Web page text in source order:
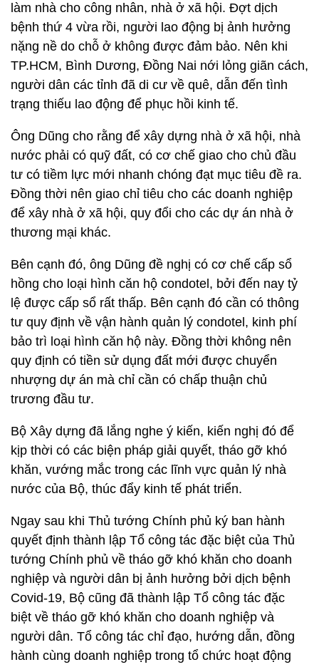
làm nhà cho công nhân, nhà ở xã hội. Đợt dịch
bệnh thứ 4 vừa rồi, người lao động bị ảnh hưởng
nặng nề do chỗ ở không được đảm bảo. Nên khi
TP.HCM, Bình Dương, Đồng Nai nới lỏng giãn cách,
người dân các tỉnh đã di cư về quê, dẫn đến tình
trạng thiếu lao động để phục hồi kinh tế.
Ông Dũng cho rằng để xây dựng nhà ở xã hội, nhà
nước phải có quỹ đất, có cơ chế giao cho chủ đầu
tư có tiềm lực mới nhanh chóng đạt mục tiêu đề ra.
Đồng thời nên giao chỉ tiêu cho các doanh nghiệp
để xây nhà ở xã hội, quy đổi cho các dự án nhà ở
thương mại khác.
Bên cạnh đó, ông Dũng đề nghị có cơ chế cấp sổ
hồng cho loại hình căn hộ condotel, bởi đến nay tỷ
lệ được cấp sổ rất thấp. Bên cạnh đó cần có thông
tư quy định về vận hành quản lý condotel, kinh phí
bảo trì loại hình căn hộ này. Đồng thời không nên
quy định có tiền sử dụng đất mới được chuyển
nhượng dự án mà chỉ cần có chấp thuận chủ
trương đầu tư.
Bộ Xây dựng đã lắng nghe ý kiến, kiến nghị đó để
kịp thời có các biện pháp giải quyết, tháo gỡ khó
khăn, vướng mắc trong các lĩnh vực quản lý nhà
nước của Bộ, thúc đẩy kinh tế phát triển.
Ngay sau khi Thủ tướng Chính phủ ký ban hành
quyết định thành lập Tổ công tác đặc biệt của Thủ
tướng Chính phủ về tháo gỡ khó khăn cho doanh
nghiệp và người dân bị ảnh hưởng bởi dịch bệnh
Covid-19, Bộ cũng đã thành lập Tổ công tác đặc
biệt về tháo gỡ khó khăn cho doanh nghiệp và
người dân. Tổ công tác chỉ đạo, hướng dẫn, đồng
hành cùng doanh nghiệp trong tổ chức hoạt động